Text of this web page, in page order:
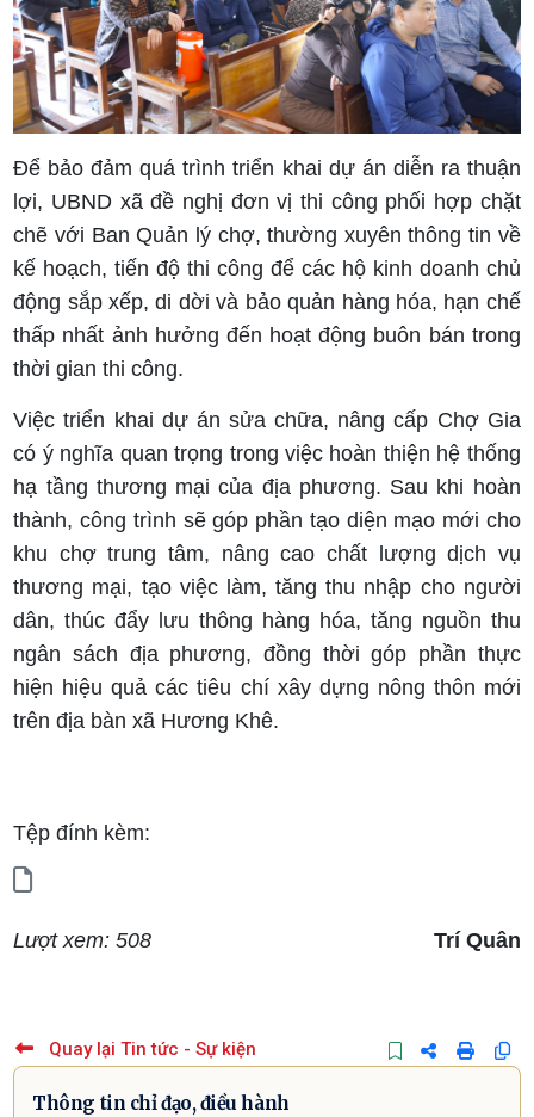
Để bảo đảm quá trình triển khai dự án diễn ra thuận
lợi, UBND xã đề nghị đơn vị thi công phối hợp chặt
chẽ với Ban Quản lý chợ, thường xuyên thông tin về
kế hoạch, tiến độ thi công để các hộ kinh doanh chủ
động sắp xếp, di dời và bảo quản hàng hóa, hạn chế
thấp nhất ảnh hưởng đến hoạt động buôn bán trong
thời gian thi công.
Việc triển khai dự án sửa chữa, nâng cấp Chợ Gia
có ý nghĩa quan trọng trong việc hoàn thiện hệ thống
hạ tầng thương mại của địa phương. Sau khi hoàn
thành, công trình sẽ góp phần tạo diện mạo mới cho
khu chợ trung tâm, nâng cao chất lượng dịch vụ
thương mại, tạo việc làm, tăng thu nhập cho người
dân, thúc đẩy lưu thông hàng hóa, tăng nguồn thu
ngân sách địa phương, đồng thời góp phần thực
hiện hiệu quả các tiêu chí xây dựng nông thôn mới
trên địa bàn xã Hương Khê.
Tệp đính kèm:
Lượt xem: 508 Trí Quân
Quay lại Tin tức - Sự kiện
Thông tin chỉ đạo, điều hành